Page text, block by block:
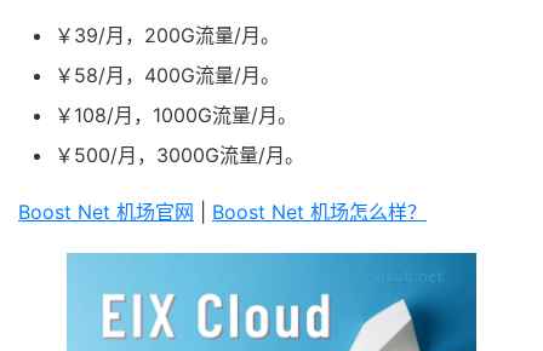
￥39/月，200G流量/月。
￥58/月，400G流量/月。
￥108/月，1000G流量/月。
￥500/月，3000G流量/月。
Boost Net 机场官网 Boost Net 机场怎么样？